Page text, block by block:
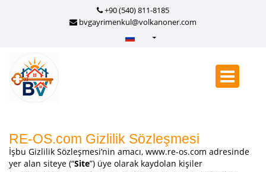
+90 (540) 811-8185
bvgayrimenkul@volkanoner.com
العربية - Arabic
Crnogorski - Montenegrin
RE-OS.com Gizlilik Sözleşmesi
İşbu Gizlilik Sözleşmesi’nin amacı, www.re-os.com adresinde
yer alan siteye (“Site”) üye olarak kaydolan kişiler